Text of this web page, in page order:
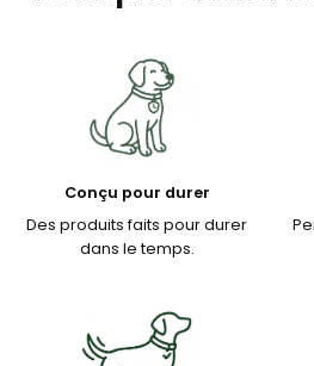
Conçu pour durer
Des produits faits pour durer
dans le temps.